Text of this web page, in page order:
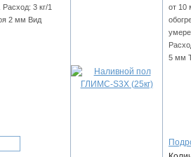
3 кг/1
2 мм Вид
oт 10
5 мм